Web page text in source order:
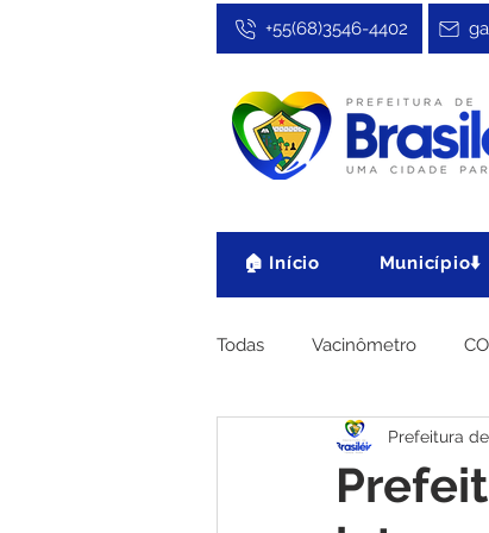
+55(68)3546-4402
🏠 Início Município⬇️
Todas Vacinômetro
Cultura, Festa e Esporte
Prefeitura